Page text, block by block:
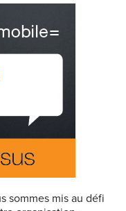
sommes mis au défi